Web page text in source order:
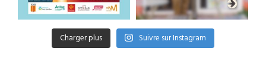
Charger plus Suivre sur Instagram